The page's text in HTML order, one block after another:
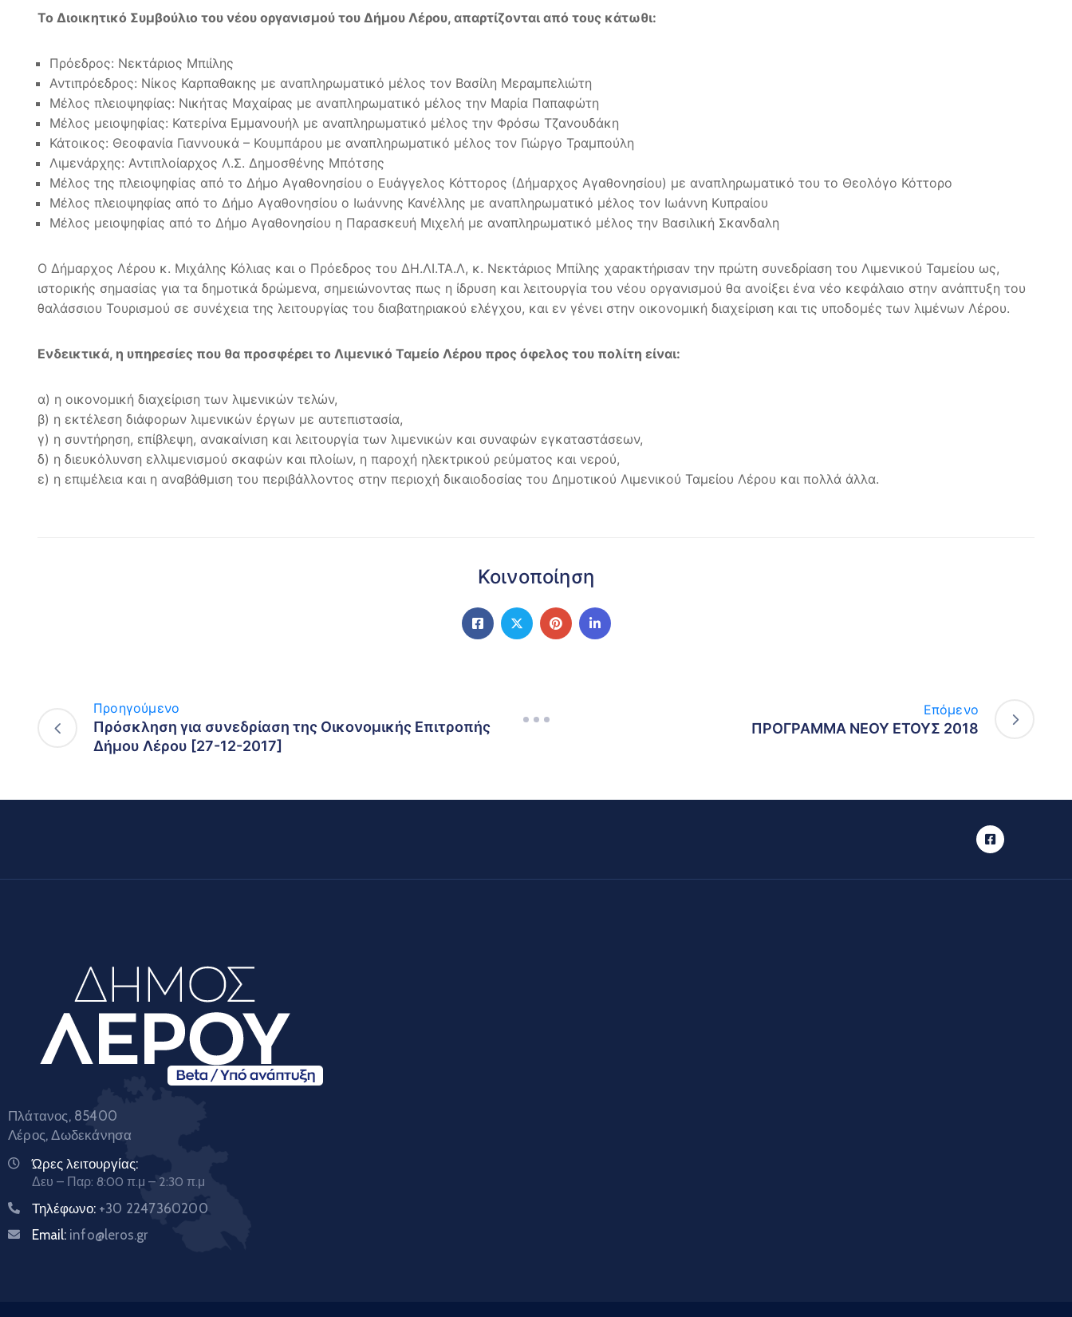
Το Διοικητικό Συμβούλιο του νέου οργανισμού του Δήμου Λέρου, απαρτίζονται από τους κάτωθι:
Πρόεδρος: Νεκτάριος Μπιίλης
Αντιπρόεδρος: Νίκος Καρπαθακης με αναπληρωματικό μέλος τον Βασίλη Μεραμπελιώτη
Μέλος πλειοψηφίας: Νικήτας Μαχαίρας με αναπληρωματικό μέλος την Μαρία Παπαφώτη
Μέλος μειοψηφίας: Κατερίνα Εμμανουήλ με αναπληρωματικό μέλος την Φρόσω Τζανουδάκη
Κάτοικος: Θεοφανία Γιαννουκά – Κουμπάρου με αναπληρωματικό μέλος τον Γιώργο Τραμπούλη
Λιμενάρχης: Αντιπλοίαρχος Λ.Σ. Δημοσθένης Μπότσης
Μέλος της πλειοψηφίας από το Δήμο Αγαθονησίου ο Ευάγγελος Κόττορος (Δήμαρχος Αγαθονησίου) με αναπληρωματικό του το Θεολόγο Κόττορο
Μέλος πλειοψηφίας από το Δήμο Αγαθονησίου ο Ιωάννης Κανέλλης με αναπληρωματικό μέλος τον Ιωάννη Κυπραίου
Μέλος μειοψηφίας από το Δήμο Αγαθονησίου η Παρασκευή Μιχελή με αναπληρωματικό μέλος την Βασιλική Σκανδαλη
Ο Δήμαρχος Λέρου κ. Μιχάλης Κόλιας και ο Πρόεδρος του ΔΗ.ΛΙ.ΤΑ.Λ, κ. Νεκτάριος Μπίλης χαρακτήρισαν την πρώτη συνεδρίαση του Λιμενικού Ταμείου ως,
ιστορικής σημασίας για τα δημοτικά δρώμενα, σημειώνοντας πως η ίδρυση και λειτουργία του νέου οργανισμού θα ανοίξει ένα νέο κεφάλαιο στην ανάπτυξη του
θαλάσσιου Τουρισμού σε συνέχεια της λειτουργίας του διαβατηριακού ελέγχου, και εν γένει στην οικονομική διαχείριση και τις υποδομές των λιμένων Λέρου.
Ενδεικτικά, η υπηρεσίες που θα προσφέρει το Λιμενικό Ταμείο Λέρου προς όφελος του πολίτη είναι:
α) η οικονομική διαχείριση των λιμενικών τελών,
β) η εκτέλεση διάφορων λιμενικών έργων με αυτεπιστασία,
γ) η συντήρηση, επίβλεψη, ανακαίνιση και λειτουργία των λιμενικών και συναφών εγκαταστάσεων,
δ) η διευκόλυνση ελλιμενισμού σκαφών και πλοίων, η παροχή ηλεκτρικού ρεύματος και νερού,
ε) η επιμέλεια και η αναβάθμιση του περιβάλλοντος στην περιοχή δικαιοδοσίας του ∆ημοτικού Λιμενικού Ταμείου Λέρου και πολλά άλλα.
Κοινοποίηση
Προηγούμενο
Πρόσκληση για συνεδρίαση της Οικονομικής Επιτροπής
Δήμου Λέρου [27-12-2017]
Επόμενο
ΠΡΟΓΡΑΜΜΑ ΝΕΟΥ ΕΤΟΥΣ 2018
Πλάτανος, 85400
Λέρος, Δωδεκάνησα
Ώρες λειτουργίας:
Δευ – Παρ: 8:00 π.μ – 2:30 π.μ
Τηλέφωνο: +30 2247360200
Email: info@leros.gr